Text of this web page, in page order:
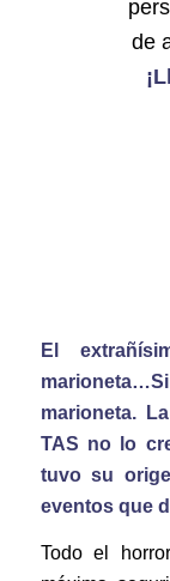
de
El
marioneta.
TAS no lo
tuvo su
eventos que
Todo el